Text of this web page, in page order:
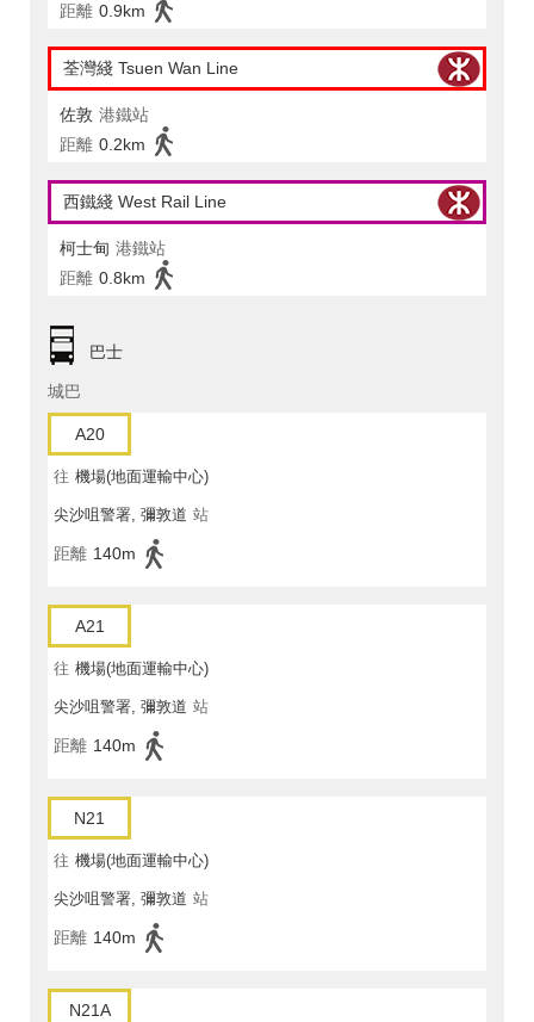
距離 0.9km
荃灣綫 Tsuen Wan Line
佐敦 港鐵站
距離 0.2km
西鐵綫 West Rail Line
柯士甸 港鐵站
距離 0.8km
巴士
城巴
A20
往 機場(地面運輸中心)
尖沙咀警署, 彌敦道 站
距離 140m
A21
往 機場(地面運輸中心)
尖沙咀警署, 彌敦道 站
距離 140m
N21
往 機場(地面運輸中心)
尖沙咀警署, 彌敦道 站
距離 140m
N21A